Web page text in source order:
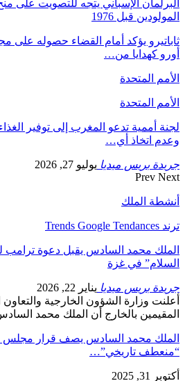
البرلمان الإسباني يتجه للتصويت على
المولودين قبل 1976
أورو كهدايا من…
الأمم المتحدة
الأمم المتحدة
لجنة أممية تدعو المغرب إلى توفير
وعدم اتخاذ أي…
جريدة بريس ميديا يوليو 27, 2026
Prev Next
أنشطة الملك
ترند Trends Google Tendances
الملك محمد السادس يقبل دعوة ترامب
السلام” في غزة
جريدة بريس ميديا يناير 22, 2026
أعلنت وزارة الشؤون الخارجية والتعاون
المقيمين بالخارج أن الملك محمد
الملك محمد السادس يصف قرار مجلس
“منعطف تاريخي”…
أكتوبر 31, 2025